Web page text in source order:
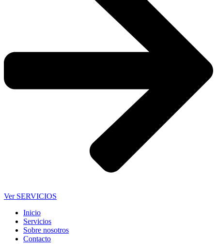
Ver SERVICIOS
Inicio
Servicios
Sobre nosotros
Contacto